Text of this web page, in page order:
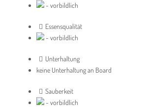
- vorbildlich
Essensqualität
- vorbildlich
Unterhaltung
keine Unterhaltung an Board
Sauberkeit
- vorbildlich